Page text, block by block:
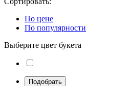
По цене
По популярности
Выберите цвет букета
Подобрать